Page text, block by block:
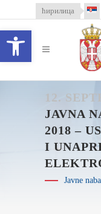
Open toolbar
ћирилица
12.
JAVNA
2018 –
I
Javne